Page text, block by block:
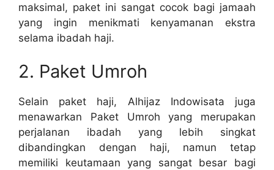
maksimal, paket ini sangat cocok bagi jamaah
yang ingin menikmati kenyamanan ekstra
selama ibadah haji.
2. Paket Umroh
Selain paket haji, Alhijaz Indowisata juga
menawarkan Paket Umroh yang merupakan
perjalanan ibadah yang lebih singkat
dibandingkan dengan haji, namun tetap
memiliki keutamaan yang sangat besar bagi